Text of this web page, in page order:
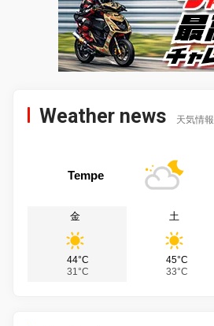
Weather news 天気情報
Tempe
金
44°C
31°C
土
45°C
33°C